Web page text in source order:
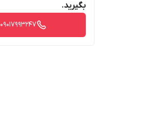
بگیرید.
09017993247